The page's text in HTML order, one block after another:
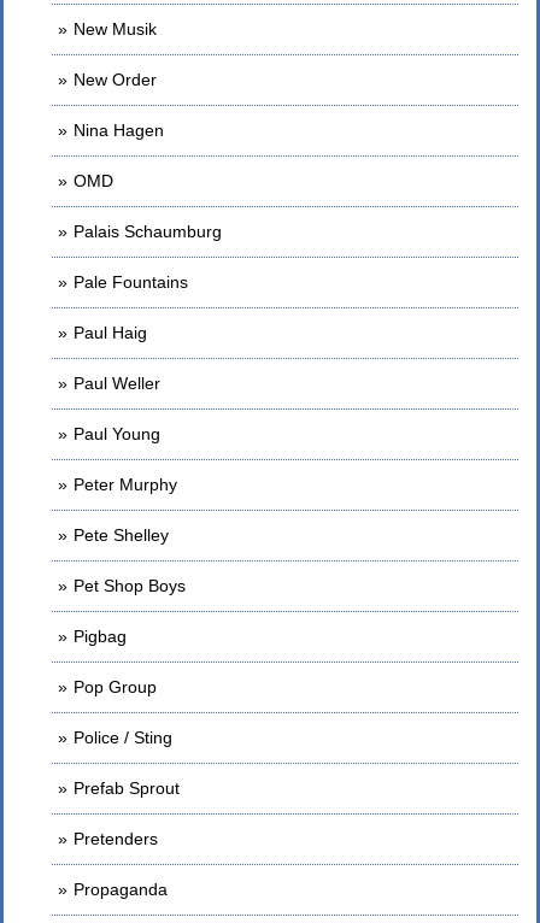
New Musik
New Order
Nina Hagen
OMD
Palais Schaumburg
Pale Fountains
Paul Haig
Paul Weller
Paul Young
Peter Murphy
Pete Shelley
Pet Shop Boys
Pigbag
Pop Group
Police / Sting
Prefab Sprout
Pretenders
Propaganda